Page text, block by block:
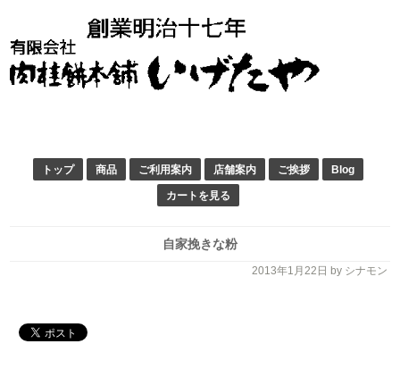
トップ 商品 ご利用案内 店舗案内 ご挨拶 Blog
カートを見る
自家挽きな粉
2013年1月22日 by シナモン